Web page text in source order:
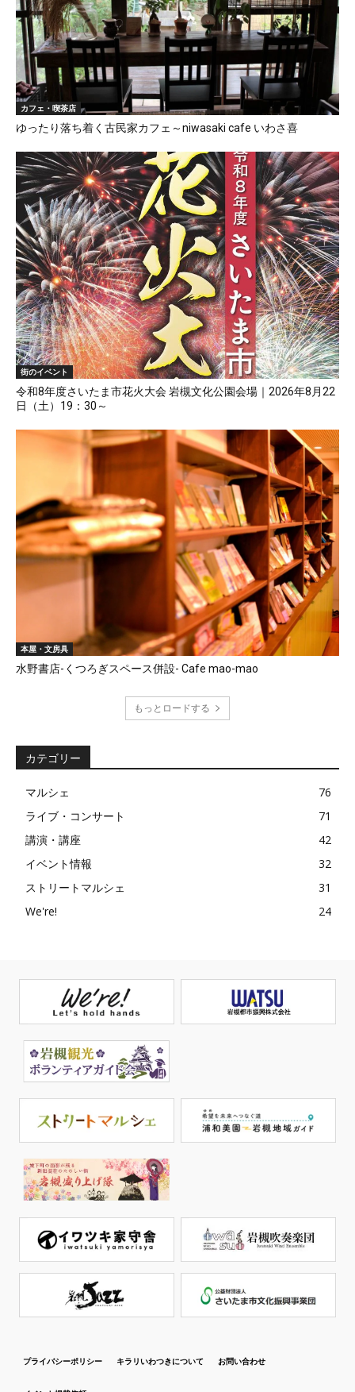
カフェ・喫茶店
ゆったり落ち着く古民家カフェ～niwasaki cafe いわさ喜
街のイベント
令和8年度さいたま市花火大会 岩槻文化公園会場｜2026年8月22
日（土）19：30～
本屋・文房具
水野書店-くつろぎスペース併設- Cafe mao-mao
もっとロードする
カテゴリー
マルシェ
76
ライブ・コンサート
71
講演・講座
42
イベント情報
32
ストリートマルシェ
31
We're!
24
プライバシーポリシー キラリいわつきについて お問い合わせ